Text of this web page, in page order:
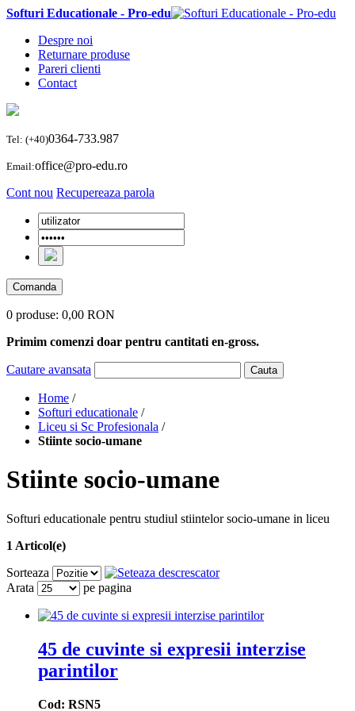
Softuri Educationale - Pro-edu
Despre noi
Returnare produse
Pareri clienti
Contact
Tel: (+40)0364-733.987
Email:office@pro-edu.ro
Cont nou Recupereaza parola
Comanda
0 produse: 0,00 RON
Primim comenzi doar pentru cantitati en-gross.
Cautare avansata Cauta
Home /
Softuri educationale /
Liceu si Sc Profesionala /
Stiinte socio-umane
Stiinte socio-umane
Softuri educationale pentru studiul stiintelor socio-umane in liceu
1 Articol(e)
Sorteaza
Arata
pe pagina
45 de cuvinte si expresii interzise
parintilor
Cod: RSN5